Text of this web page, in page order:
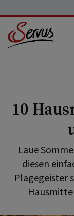
10
Laue
diesen
Plagegeister